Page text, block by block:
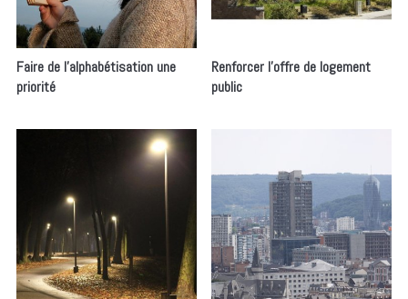
Faire de l’alphabétisation une
priorité
Renforcer l’offre de logement
public